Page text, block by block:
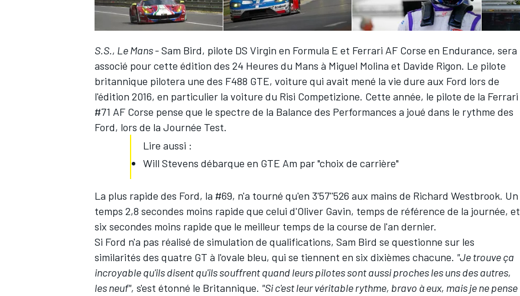
S.S., Le Mans -Sam Bird, pilote DS Virgin en Formula E et Ferrari AF Corse en Endurance, sera
associé pour cette édition des 24 Heures du Mans à Miguel Molina et Davide Rigon. Le pilote
britannique pilotera une des F488 GTE, voiture qui avait mené la vie dure aux Ford lors de
l'édition 2016, en particulier la voiture du Risi Competizione. Cette année, le pilote de la Ferrari
#71 AF Corse pense que le spectre de la Balance des Performances a joué dans le rythme des
Ford, lors de la Journée Test.
Lire aussi :
Will Stevens débarque en GTE Am par "choix de carrière"
La plus rapide des Ford, la #69, n'a tourné qu'en 3'57''526 aux mains de Richard Westbrook. Un
temps 2,8 secondes moins rapide que celui d'Oliver Gavin, temps de référence de la journée, et
six secondes moins rapide que le meilleur temps de la course de l'an dernier.
Si Ford n'a pas réalisé de simulation de qualifications, Sam Bird se questionne sur les
similarités des quatre GT à l'ovale bleu, qui se tiennent en six dixièmes chacune. "Je trouve ça
incroyable qu'ils disent qu'ils souffrent quand leurs pilotes sont aussi proches les uns des autres,
les neuf", s'est étonné le Britannique. "Si c'est leur véritable rythme, bravo à eux, mais je ne pense